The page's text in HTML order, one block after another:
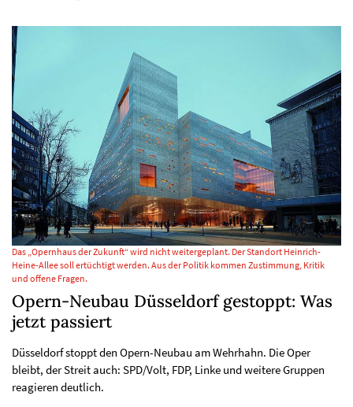
Das „Opernhaus der Zukunft“ wird nicht weitergeplant. Der Standort Heinrich-
Heine-Allee soll ertüchtigt werden. Aus der Politik kommen Zustimmung, Kritik
und offene Fragen.
Opern-Neubau Düsseldorf gestoppt: Was
jetzt passiert
Düsseldorf stoppt den Opern-Neubau am Wehrhahn. Die Oper
bleibt, der Streit auch: SPD/Volt, FDP, Linke und weitere Gruppen
reagieren deutlich.